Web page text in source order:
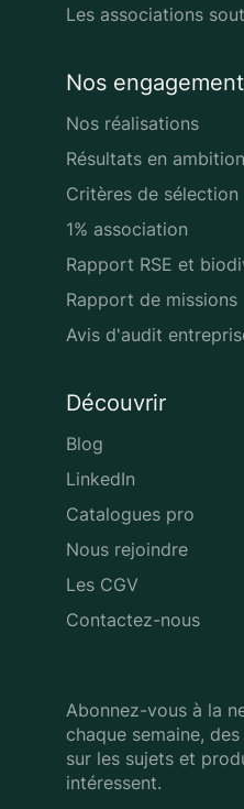
Les associations
Nos
Nos réalisations
Résultats en
Critères de sélection
1% association
Rapport RSE et
Rapport de missions
Avis d'audit
Découvrir
Blog
LinkedIn
Catalogues pro
Nous rejoindre
Les CGV
Contactez-nous
Abonnez-vous à la
chaque semaine,
sur les sujets et
intéressent.